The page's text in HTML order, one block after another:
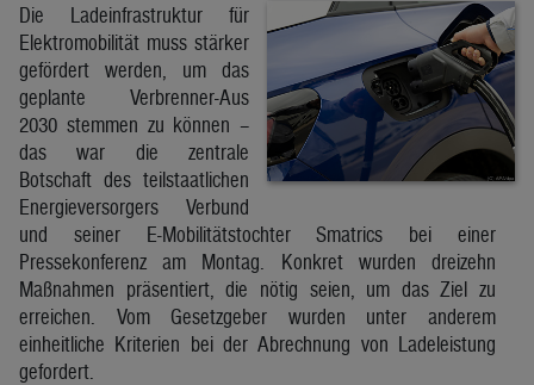
Die Ladeinfrastruktur für
Elektromobilität muss stärker
gefördert werden, um das
geplante Verbrenner-Aus
2030 stemmen zu können –
das war die zentrale
Botschaft des teilstaatlichen
Energieversorgers Verbund
und seiner E-Mobilitätstochter Smatrics bei einer
Pressekonferenz am Montag. Konkret wurden dreizehn
Maßnahmen präsentiert, die nötig seien, um das Ziel zu
erreichen. Vom Gesetzgeber wurden unter anderem
einheitliche Kriterien bei der Abrechnung von Ladeleistung
gefordert.